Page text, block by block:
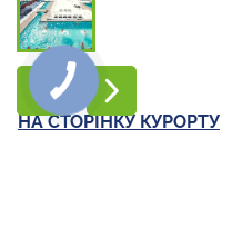
НА СТОРІНКУ КУРОРТУ